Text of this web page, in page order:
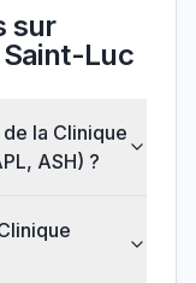
sur
Saint-Luc
la Clinique
ASH) ?